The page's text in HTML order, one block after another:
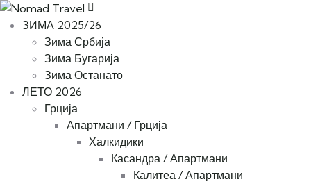
ЗИМА 2025/26
Зима Србија
Зима Бугарија
Зима Останато
ЛЕТО 2026
Грција
Апартмани / Грција
Халкидики
Касандра / Апартмани
Калитеа / Апартмани